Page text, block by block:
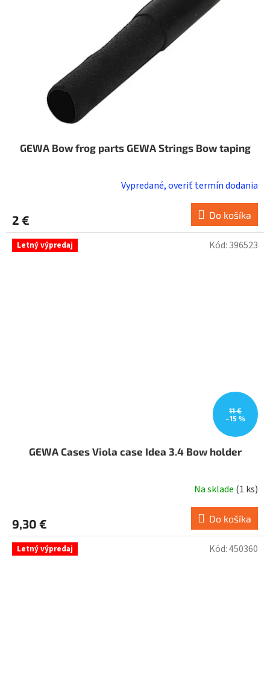
GEWA Bow frog parts GEWA Strings Bow taping
Vypredané, overiť termín dodania
2 € Do košíka
Letný výpredaj
11 €
–15 %
GEWA Cases Viola case Idea 3.4 Bow holder
Na sklade (1 ks)
9,30 € Do košíka
Kód: 396523
Letný výpredaj Kód:450360